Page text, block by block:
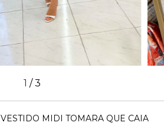
1 /3
VESTIDO MIDI TOMARA QUE CAIA